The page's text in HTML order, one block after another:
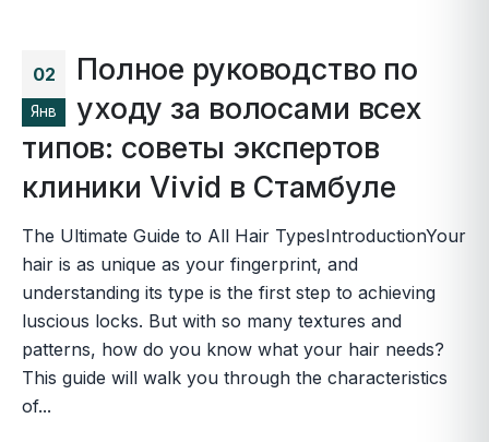
02
Янв
Полное руководство по
уходу за волосами всех
типов: советы экспертов
клиники Vivid в Стамбуле
The Ultimate Guide to All Hair TypesIntroductionYour
hair is as unique as your fingerprint, and
understanding its type is the first step to achieving
luscious locks. But with so many textures and
patterns, how do you know what your hair needs?
This guide will walk you through the characteristics
of...